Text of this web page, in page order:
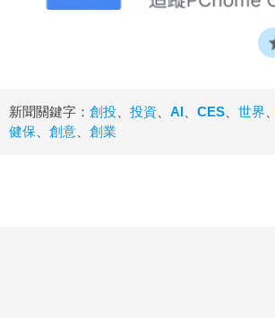
新聞關鍵字： 創投 投資 AI CES 世界
健保
創意 創業